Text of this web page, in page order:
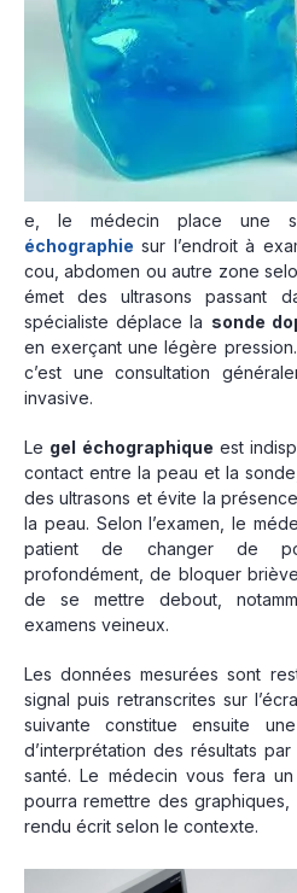
e, le médecin place une
échographie sur l’endroit à
cou, abdomen ou autre zone
émet des ultrasons passant
spécialiste déplace la sonde
en exerçant une légère
c’est une consultation
invasive.
Le gel échographique est
contact entre la peau et la
des ultrasons et évite la
la peau. Selon l’examen, le
patient de changer de
profondément, de bloquer
de se mettre debout,
examens veineux.
Les données mesurées sont
signal puis retranscrites sur
suivante constitue ensuite
d’interprétation des résultats
santé. Le médecin vous fera
pourra remettre des
rendu écrit selon le contexte.